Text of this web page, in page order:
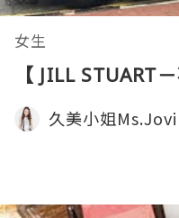
女生
【 JILL STUART
久美小姐Ms.Jovi